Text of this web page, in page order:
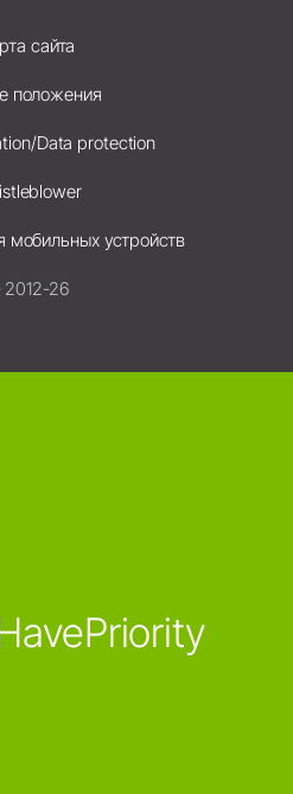
сайта
положения
Data protection
устройств
26